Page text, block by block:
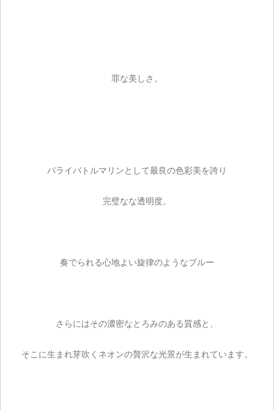
罪な美しさ。
パライバトルマリンとして最良の色彩美を誇り
完璧なな透明度。
奏でられる心地よい旋律のようなブルー
さらにはその濃密なとろみのある質感と、
そこに生まれ芽吹くネオンの贅沢な光景が生まれています。
カートを見る